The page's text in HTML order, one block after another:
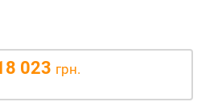
023 грн.